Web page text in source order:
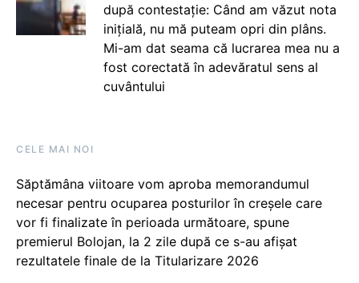
după contestație: Când am văzut nota
inițială, nu mă puteam opri din plâns.
Mi-am dat seama că lucrarea mea nu a
fost corectată în adevăratul sens al
cuvântului
CELE MAI NOI
Săptămâna viitoare vom aproba memorandumul
necesar pentru ocuparea posturilor în creșele care
vor fi finalizate în perioada următoare, spune
premierul Bolojan, la 2 zile după ce s-au afișat
rezultatele finale de la Titularizare 2026